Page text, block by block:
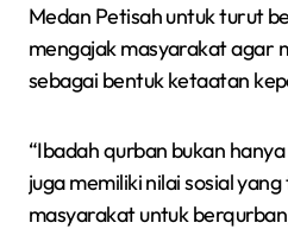
Medan Petisah untuk turut
mengajak masyarakat agar
sebagai bentuk ketaatan
“Ibadah qurban bukan
juga memiliki nilai sosial
masyarakat untuk